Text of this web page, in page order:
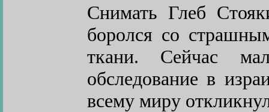
Снимать Глеб
боролся со
ткани. Сейчас
обследование в
всему миру